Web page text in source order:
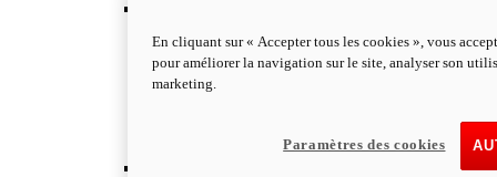
Multistrada V2 S
115,6 chPUISSANCE
92,1 Nm
Découvrez-la
En cliquant sur « Accepter tous les cookies », vous
pour améliorer la navigation sur le site, analyser son
marketing.
Paramètres des cookies